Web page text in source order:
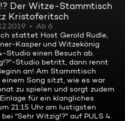
Der Witze-Stammtisch
Kristoferitsch
Ab 6
stattet Host Gerold Rudle,
Kasper und Witzekönig
Studio einen Besuch ab.
Studio betritt, dann rennt
an! Am Stammtisch
Song sitzt, wie es war
zu spielen und sorgt zudem
für ein klangliches
21:15 Uhr am lustigsten
"Sehr Witzig!?" auf PULS 4.